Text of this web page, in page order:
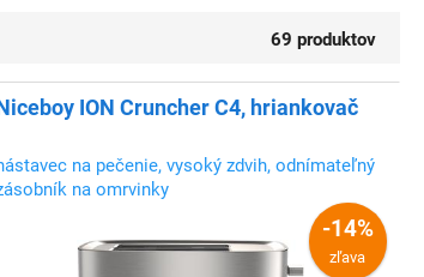
69 produktov
ION Cruncher C4, hriankovač
na pečenie, vysoký zdvih, odnímateľný
na omrvinky
-14%
zľava